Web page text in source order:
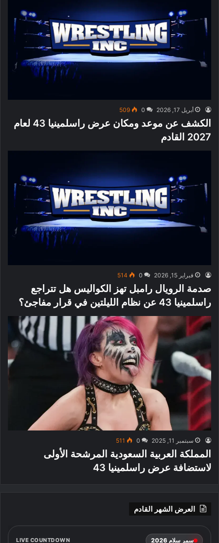
أبريل 17, 2026 0
509
الكشف عن موعد ومكان عرض راسلمينيا 43 لعام
2027 القادم
فبراير 15, 2026 0
514
صدمة الرويال رامبل تهز الكواليس هل تتراجع
راسلمينيا 43 عن نظام الليلتين في قرار مفاجئ؟
سبتمبر 11, 2025 0
511
المملكة العربية السعودية المرشحة الأولى
لاستضافة عرض راسلمينيا 43
العرض الشهر القادم
سمر سلام 2026 LIVE COUNTDOWN